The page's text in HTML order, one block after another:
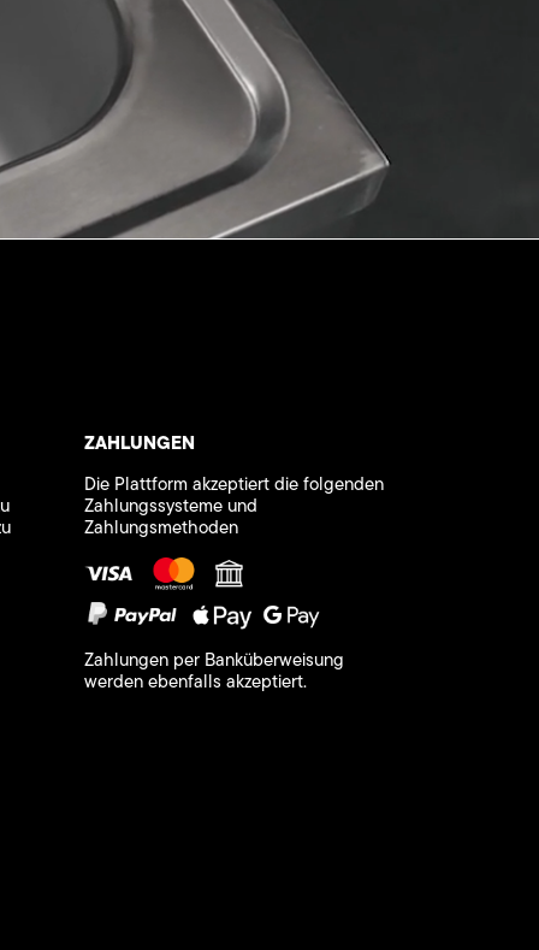
ZAHLUNGEN
Die Plattform akzeptiert die folgenden
Zahlungssysteme und
Zahlungsmethoden
Zahlungen per Banküberweisung
werden ebenfalls akzeptiert.